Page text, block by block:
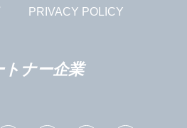
PRIVACY POLICY
トナー企業